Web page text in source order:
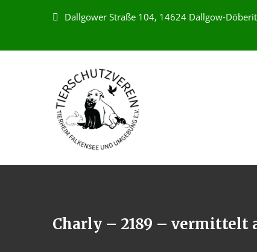
Dallgower Straße 104, 14624 Dallgow-
Charly – 2189 – vermittelt